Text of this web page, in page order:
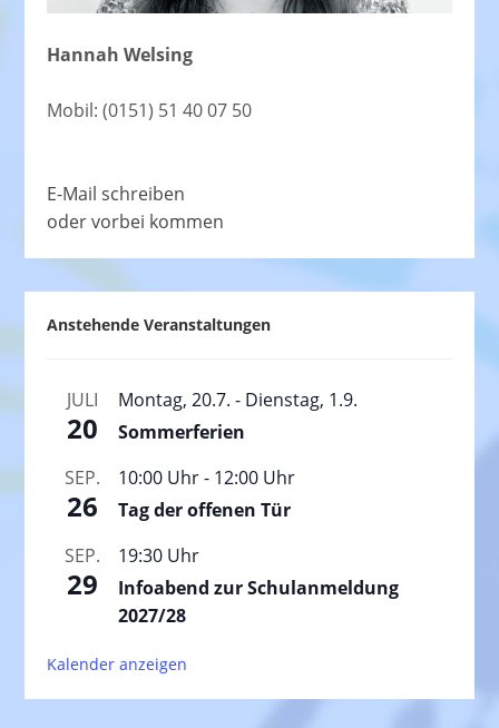
Hannah Welsing
Mobil: (0151) 51 40 07 50
E-Mail schreiben
oder vorbei kommen
Anstehende Veranstaltungen
JULI
20
Montag, 20.7. - Dienstag, 1.9.
Sommerferien
SEP.
26
10:00 Uhr- 12:00 Uhr
Tag der offenen Tür
SEP.
29
19:30 Uhr
Infoabend zur Schulanmeldung
2027/28
Kalender anzeigen